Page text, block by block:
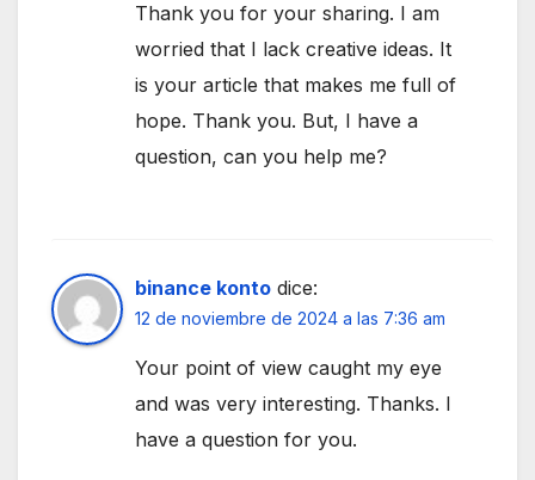
Thank you for your sharing. I am
worried that I lack creative ideas. It
is your article that makes me full of
hope. Thank you. But, I have a
question, can you help me?
binance konto dice:
12 de noviembre de 2024 a las 7:36 am
Your point of view caught my eye
and was very interesting. Thanks. I
have a question for you.